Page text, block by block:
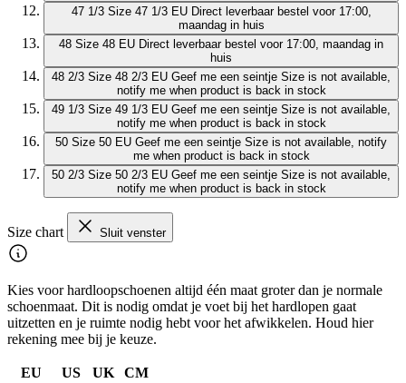
47 1/3 Size 47 1/3 EU Direct leverbaar bestel voor 17:00,
maandag in huis
48 Size 48 EU Direct leverbaar bestel voor 17:00, maandag in
huis
48 2/3 Size 48 2/3 EU Geef me een seintje Size is not available,
notify me when product is back in stock
49 1/3 Size 49 1/3 EU Geef me een seintje Size is not available,
notify me when product is back in stock
50 Size 50 EU Geef me een seintje Size is not available, notify
me when product is back in stock
50 2/3 Size 50 2/3 EU Geef me een seintje Size is not available,
notify me when product is back in stock
Size chart Sluit venster
Kies voor hardloopschoenen altijd één maat groter dan je normale
schoenmaat. Dit is nodig omdat je voet bij het hardlopen gaat
uitzetten en je ruimte nodig hebt voor het afwikkelen. Houd hier
rekening mee bij je keuze.
EU US UK
CM